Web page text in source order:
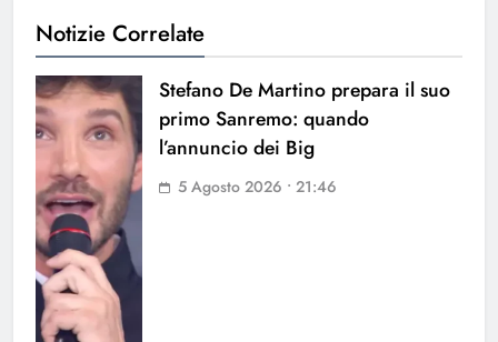
Notizie Correlate
Stefano De Martino prepara il suo
primo Sanremo: quando
l’annuncio dei Big
5 Agosto 2026 • 21:46